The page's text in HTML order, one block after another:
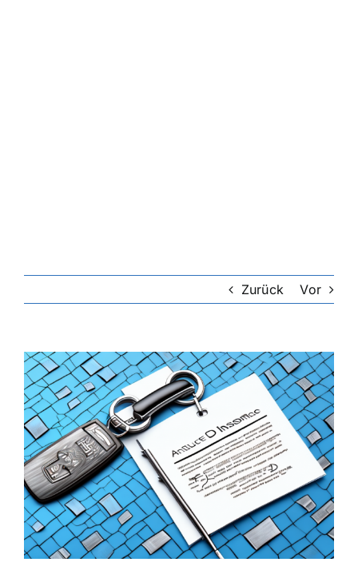
Zurück Vor
Zeige
grösseres
Bild